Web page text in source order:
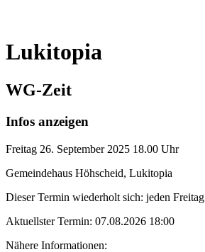
Lukitopia
WG-Zeit
Infos anzeigen
Freitag 26. September 2025 18.00 Uhr
Gemeindehaus Höhscheid, Lukitopia
Dieser Termin wiederholt sich: jeden Freitag
Aktuellster Termin: 07.08.2026 18:00
Nähere Informationen: